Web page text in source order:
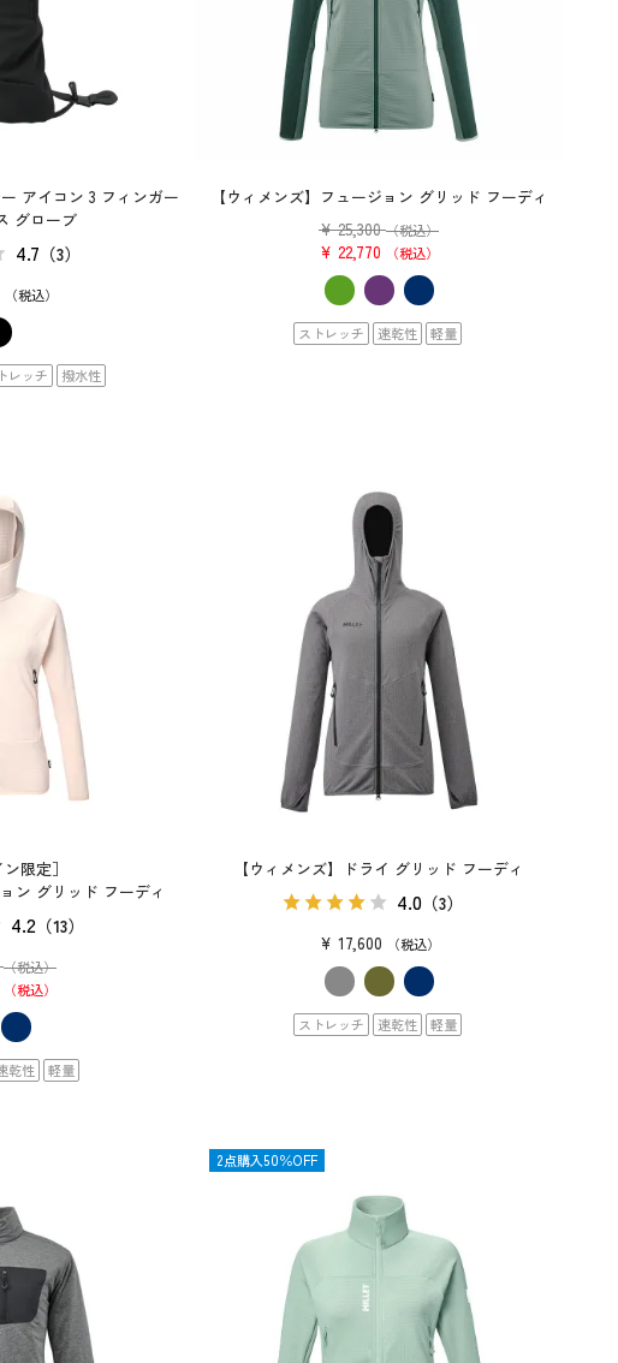
アイコン 3 フィンガー
グローブ
4.7 （3）
税込
レッチ 撥水性
【ウィメンズ】フュージョン グリッド フーディ
¥ 25,300 （税込）
¥ 22,770 税込
ストレッチ 速乾性 軽量
限定］
ン グリッド フーディ
4.2 （13）
（税込）
税込
乾性 軽量
【ウィメンズ】ドライ グリッド フーディ
4.0 （3）
¥ 17,600 税込
ストレッチ 速乾性 軽量
SALE
2点購入50％OFF